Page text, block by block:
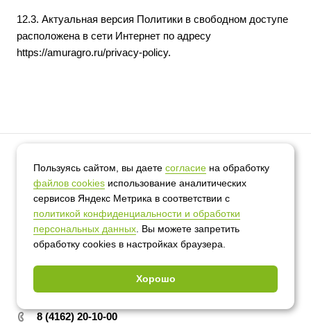
12.3. Актуальная версия Политики в свободном доступе
расположена в сети Интернет по адресу
https://amuragro.ru/privacy-policy.
Продукция
Белковые продукты
Комбикорма и премиксы
Масло соевое
Лецитин соевый
Соя и зерновые
Группа компаний
О компании
История компании
Клиентам и партнерам
Закуп СОИ
Маслоэкстракционный завод
Амурагрокомплекс
Контакты
8 (4162) 20-10-00
Пользуясь сайтом, вы даете согласие на обработку
файлов cookies использование аналитических
сервисов Яндекс Метрика в соответствии с
политикой конфиденциальности и обработки
персональных данных . Вы можете запретить
обработку сookies в настройках браузера.
Хорошо